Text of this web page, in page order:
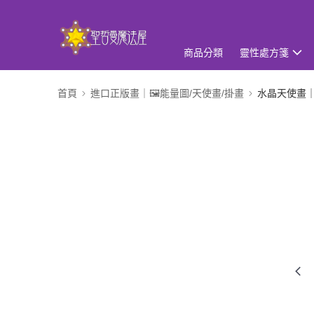
商品分類 靈性處方箋
首頁 進口正版畫｜🖼️能量圖/天使畫/掛畫 水晶天使畫